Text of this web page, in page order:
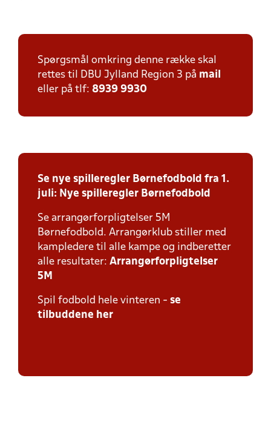
Spørgsmål omkring denne række skal
rettes til DBU Jylland Region 3 på mail
eller på tlf: 8939 9930
Se nye spilleregler Børnefodbold fra 1.
juli: Nye spilleregler Børnefodbold
Se arrangørforpligtelser 5M
Børnefodbold. Arrangørklub stiller med
kampledere til alle kampe og indberetter
alle resultater: Arrangørforpligtelser
5M
Spil fodbold hele vinteren - se
tilbuddene her